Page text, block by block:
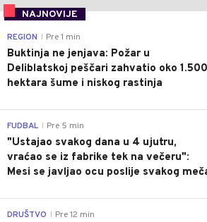
NAJNOVIJE
REGION Pre 1 min
Buktinja ne jenjava: Požar u
Deliblatskoj peščari zahvatio oko 1.500
hektara šume i niskog rastinja
FUDBAL Pre 5 min
"Ustajao svakog dana u 4 ujutru,
vraćao se iz fabrike tek na večeru":
Mesi se javljao ocu poslije svakog
DRUŠTVO Pre 12 min